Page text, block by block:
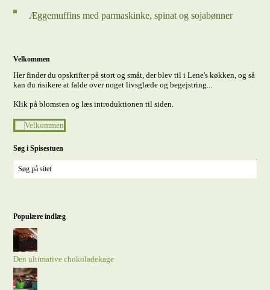
Æggemuffins med parmaskinke, spinat og sojabønner
Velkommen
Her finder du opskrifter på stort og småt, der blev til i Lene's køkken, og så
kan du risikere at falde over noget livsglæde og begejstring...
Klik på blomsten og læs introduktionen til siden.
Søg i Spisestuen
Populære indlæg
Den ultimative chokoladekage